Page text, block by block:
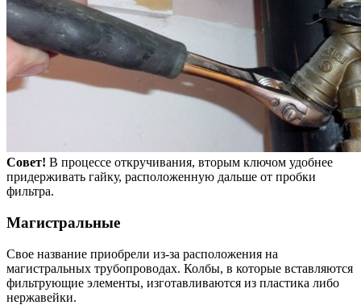
Совет! В процессе откручивания, вторым ключом удобнее
придерживать гайку, расположенную дальше от пробки
фильтра.
Магистральные
Свое название приобрели из-за расположения на
магистральных трубопроводах. Колбы, в которые вставляются
фильтрующие элементы, изготавливаются из пластика либо
нержавейки.